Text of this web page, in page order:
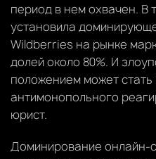
период в нем охвачен. В
установила
Wildberries на рынке
долей около 80%. И
положением может
антимонопольного
юрист.
Доминирование онлайн-